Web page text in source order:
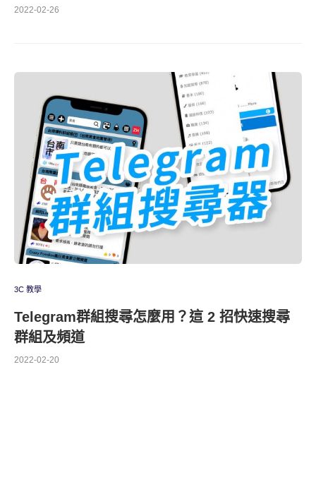
2022-02-26
3C 教學
Telegram群組搜尋怎麼用？這 2 招快速搜尋
群組及頻道
2022-02-20